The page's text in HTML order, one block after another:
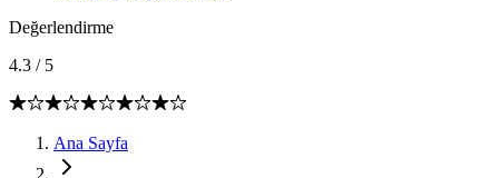
Değerlendirme
4.3 / 5
Ana Sayfa